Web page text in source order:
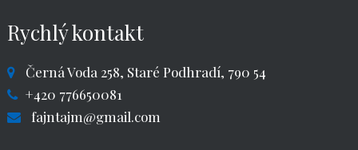
Rychlý kontakt
Černá Voda 258, Staré Podhradí, 790 54
+420 776650081
fajntajm@gmail.com